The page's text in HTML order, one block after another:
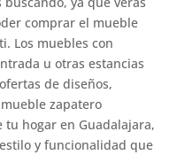
comprar el mueble
Los muebles con
u otras estancias
de diseños,
zapatero
hogar en Guadalajara,
y funcionalidad que